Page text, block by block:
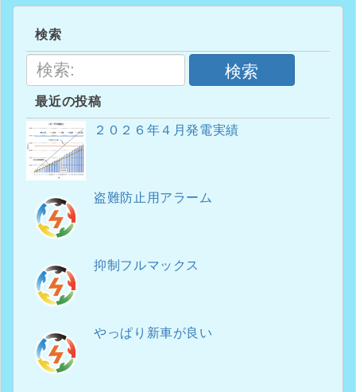
検索
検索
最近の投稿
２０２６年４月発電実績
盗難防止用アラーム
抑制フルマックス
やっぱり新車が良い